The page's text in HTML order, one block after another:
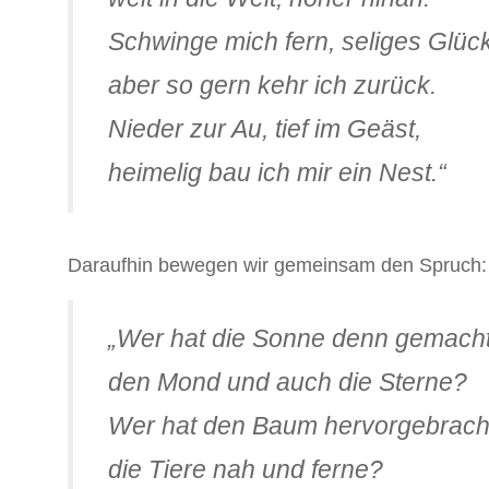
Schwinge mich fern, seliges
aber so gern kehr ich zurück.
Nieder zur Au, tief im Geäst,
heimelig bau ich mir ein Nest.“
Daraufhin bewegen wir gemeinsam den Spruch:
„Wer hat die Sonne denn
den Mond und auch die Sterne?
Wer hat den Baum
die Tiere nah und ferne?